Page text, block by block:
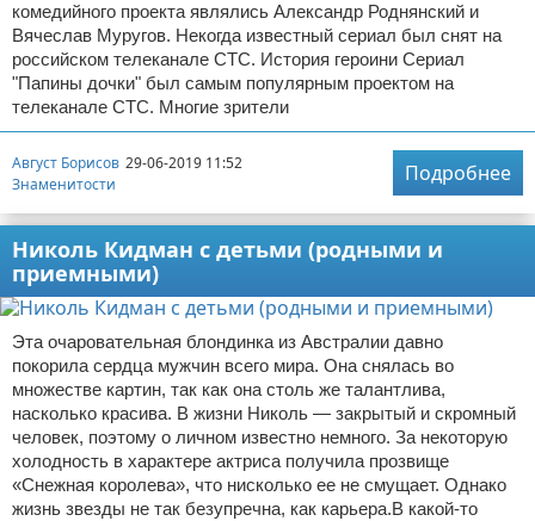
комедийного проекта являлись Александр Роднянский и
Вячеслав Муругов. Некогда известный сериал был снят на
российском телеканале СТС. История героини Сериал
"Папины дочки" был самым популярным проектом на
телеканале СТС. Многие зрители
Август Борисов 29-06-2019 11:52
Знаменитости
Подробнее
Николь Кидман с детьми (родными и
приемными)
Эта очаровательная блондинка из Австралии давно
покорила сердца мужчин всего мира. Она снялась во
множестве картин, так как она столь же талантлива,
насколько красива. В жизни Николь — закрытый и скромный
человек, поэтому о личном известно немного. За некоторую
холодность в характере актриса получила прозвище
«Снежная королева», что нисколько ее не смущает. Однако
жизнь звезды не так безупречна, как карьера.В какой-то